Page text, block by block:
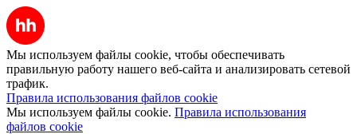
Мы используем файлы cookie, чтобы обеспечивать
правильную работу нашего веб-сайта и анализировать сетевой
трафик.
Правила использования файлов cookie
Мы используем файлы cookie. Правила использования
файлов cookie